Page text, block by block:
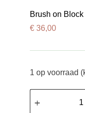
Brush on
€36,00
1 op voorraad
Brush
on